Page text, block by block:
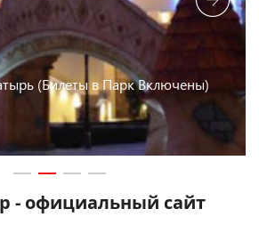
Сочи - Radisson Blu Resort &
- официальный сайт